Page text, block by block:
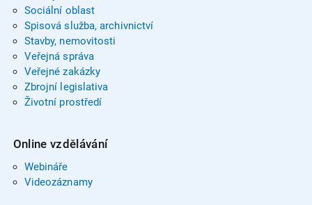
Sociální oblast
Spisová služba, archivnictví
Stavby, nemovitosti
Veřejná správa
Veřejné zakázky
Zbrojní legislativa
Životní prostředí
Online vzdělávání
Webináře
Videozáznamy